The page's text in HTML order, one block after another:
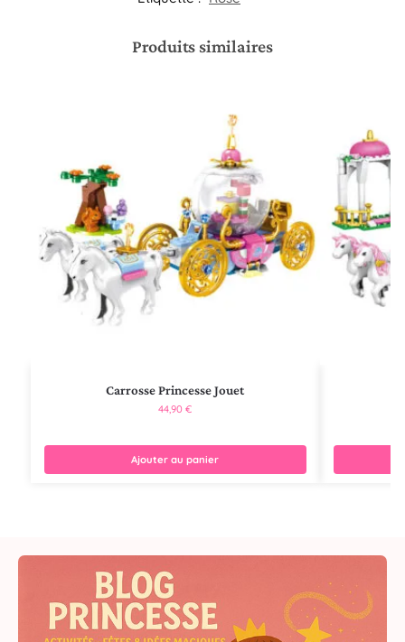
Produits similaires
Carrosse Princesse Jouet
44,90€
Ajouter au panier